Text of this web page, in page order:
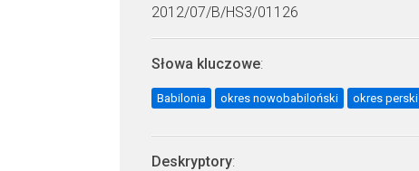
2012/07/B/HS3/01126
Słowa kluczowe:
Babilonia okres nowobabiloński okres perski
Deskryptory: